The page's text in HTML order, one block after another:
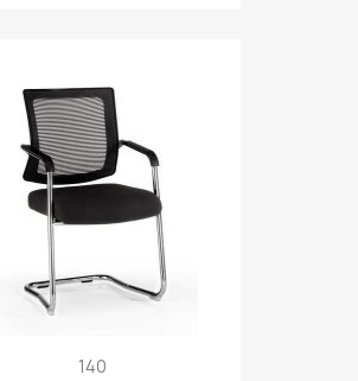
140